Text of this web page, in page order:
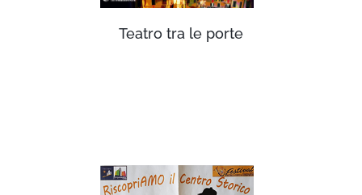
Teatro tra le porte